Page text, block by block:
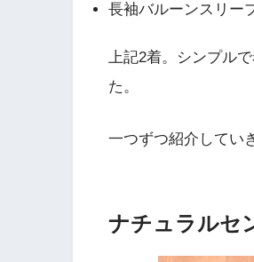
長袖バルーンスリー
上記2着。シンプル
た。
一つずつ紹介してい
ナチュラルセ